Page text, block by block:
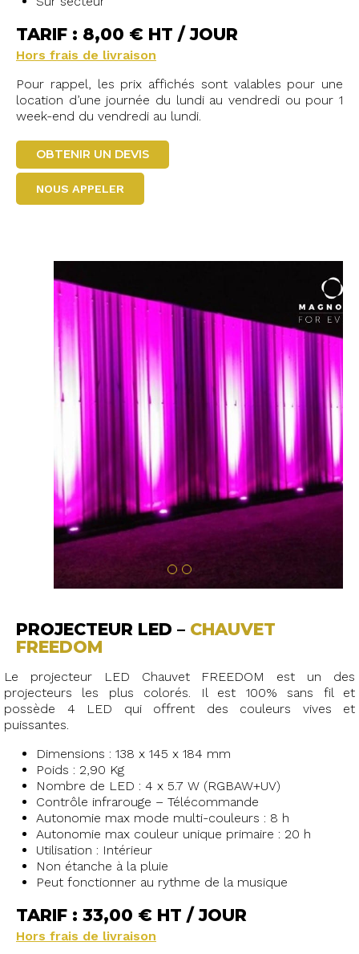
TARIF : 8,00 € HT / JOUR
Hors frais de livraison
Pour rappel, les prix affichés sont valables pour une
location d’une journée du lundi au vendredi ou pour 1
week-end du vendredi au lundi.
OBTENIR UN DEVIS
NOUS APPELER
PROJECTEUR LED – CHAUVET
FREEDOM
Le projecteur LED Chauvet FREEDOM est un des
projecteurs les plus colorés. Il est 100% sans fil et
possède 4 LED qui offrent des couleurs vives et
puissantes.
Dimensions : 138 x 145 x 184 mm
Poids : 2,90 Kg
Nombre de LED : 4 x 5.7 W (RGBAW+UV)
Contrôle infrarouge – Télécommande
Autonomie max mode multi-couleurs : 8 h
Autonomie max couleur unique primaire : 20 h
Utilisation : Intérieur
Non étanche à la pluie
Peut fonctionner au rythme de la musique
TARIF : 33,00 € HT / JOUR
Hors frais de livraison